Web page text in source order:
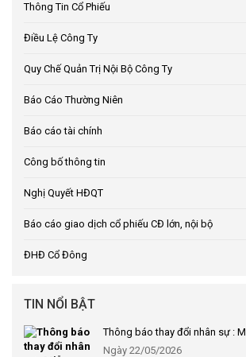
Thông Tin Cổ Phiếu
Điều Lệ Công Ty
Quy Chế Quản Trị Nội Bộ Công Ty
Báo Cáo Thường Niên
Báo cáo tài chính
Công bố thông tin
Nghị Quyết HĐQT
Báo cáo giao dịch cổ phiếu CĐ lớn, nội bộ
ĐHĐ Cổ Đông
TIN NỔI BẬT
Thông báo thay đổi nhân sự :
Ngày 22/05/2026